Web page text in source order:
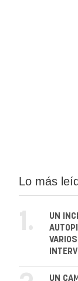
Lo más
1.
UN
UN